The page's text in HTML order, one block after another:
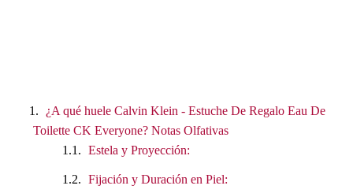
¿A qué huele Calvin Klein - Estuche De Regalo Eau De
Toilette CK Everyone? Notas Olfativas
Estela y Proyección:
Fijación y Duración en Piel: